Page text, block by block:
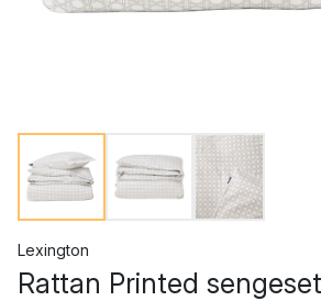
Lexington
Rattan Printed